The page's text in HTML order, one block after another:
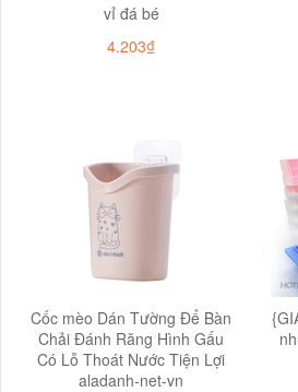
vỉ đá bé
4.203₫
Cốc mèo Dán Tường Để Bàn
Chải Đánh Răng Hình Gấu
Có Lỗ Thoát Nước Tiện Lợi
aladanh-net-vn